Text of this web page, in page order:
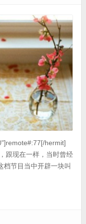
hermit]
跟现在一样，当时曾经
档节目当中开辟一块叫